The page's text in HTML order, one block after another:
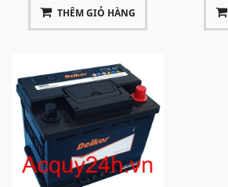
THÊM GIỎ HÀNG